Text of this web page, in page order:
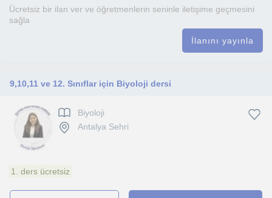
Ücretsiz bir ilan ver ve öğretmenlerin seninle iletişime geçmesini
sağla
İlanını yayınla
9,10,11 ve 12. Sınıflar için Biyoloji dersi
Biyoloji
Antalya Sehri
1. ders ücretsiz